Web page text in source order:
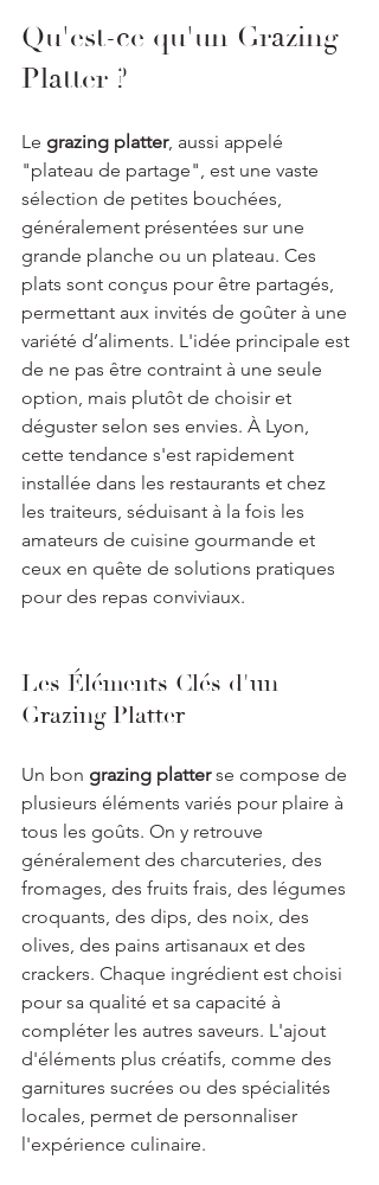
Qu'est-ce qu'un Grazing
Platter ?
Le grazing platter, aussi appelé
"plateau de partage", est une vaste
sélection de petites bouchées,
généralement présentées sur une
grande planche ou un plateau. Ces
plats sont conçus pour être partagés,
permettant aux invités de goûter à une
variété d’aliments. L'idée principale est
de ne pas être contraint à une seule
option, mais plutôt de choisir et
déguster selon ses envies. À Lyon,
cette tendance s'est rapidement
installée dans les restaurants et chez
les traiteurs, séduisant à la fois les
amateurs de cuisine gourmande et
ceux en quête de solutions pratiques
pour des repas conviviaux.
Les Éléments Clés d'un
Grazing Platter
Un bon grazing platter se compose de
plusieurs éléments variés pour plaire à
tous les goûts. On y retrouve
généralement des charcuteries, des
fromages, des fruits frais, des légumes
croquants, des dips, des noix, des
olives, des pains artisanaux et des
crackers. Chaque ingrédient est choisi
pour sa qualité et sa capacité à
compléter les autres saveurs. L'ajout
d'éléments plus créatifs, comme des
garnitures sucrées ou des spécialités
locales, permet de personnaliser
l'expérience culinaire.